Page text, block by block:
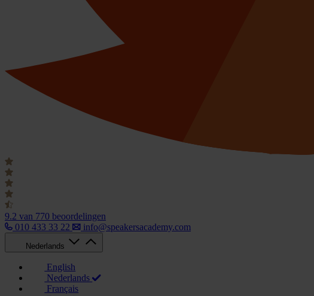
9.2 van 770 beoordelingen
010 433 33 22
info@speakersacademy.com
Nederlands
English
Nederlands
Français